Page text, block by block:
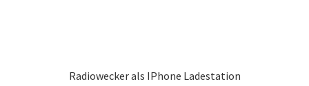
Radiowecker als IPhone Ladestation